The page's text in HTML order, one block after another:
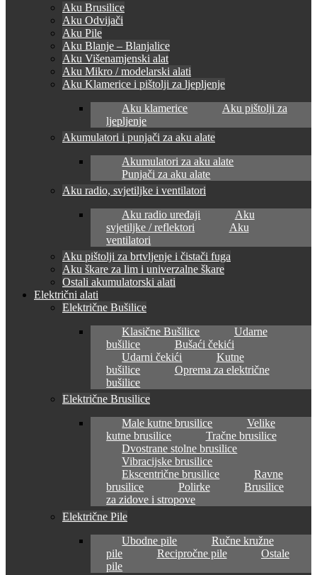
Aku Brusilice
Aku Odvijači
Aku Pile
Aku Blanje – Blanjalice
Aku Višenamjenski alat
Aku Mikro / modelarski alati
Aku Klamerice i pištolji za ljepljenje
Aku klamerice
Aku pištolji za
ljepljenje
Akumulatori i punjači za aku alate
Akumulatori za aku alate
Punjači za aku alate
Aku radio, svjetiljke i ventilatori
Aku radio uređaji
Aku
svjetiljke / reflektori
Aku
ventilatori
Aku pištolji za brtvljenje i čistači fuga
Aku škare za lim i univerzalne škare
Ostali akumulatorski alati
Električni alati
Električne Bušilice
Klasične Bušilice
Udarne
bušilice
Bušaći čekići
Udarni čekići
Kutne
bušilice
Oprema za električne
bušilice
Električne Brusilice
Male kutne brusilice
Velike
kutne brusilice
Tračne brusilice
Dvostrane stolne brusilice
Vibracijske brusilice
Ekscentrične brusilice
Ravne
brusilice
Polirke
Brusilice
za zidove i stropove
Električne Pile
Ubodne pile
Ručne kružne
pile
Recipročne pile
Ostale
pile